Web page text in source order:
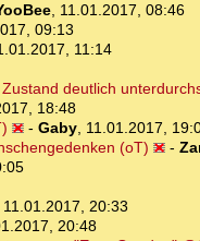
, 11.01.2017, 08:46
09:13
11:14
deutlich
18:48
- Gaby, 11.01.2017,
(oT)
-
11.01.2017, 20:33
20:48